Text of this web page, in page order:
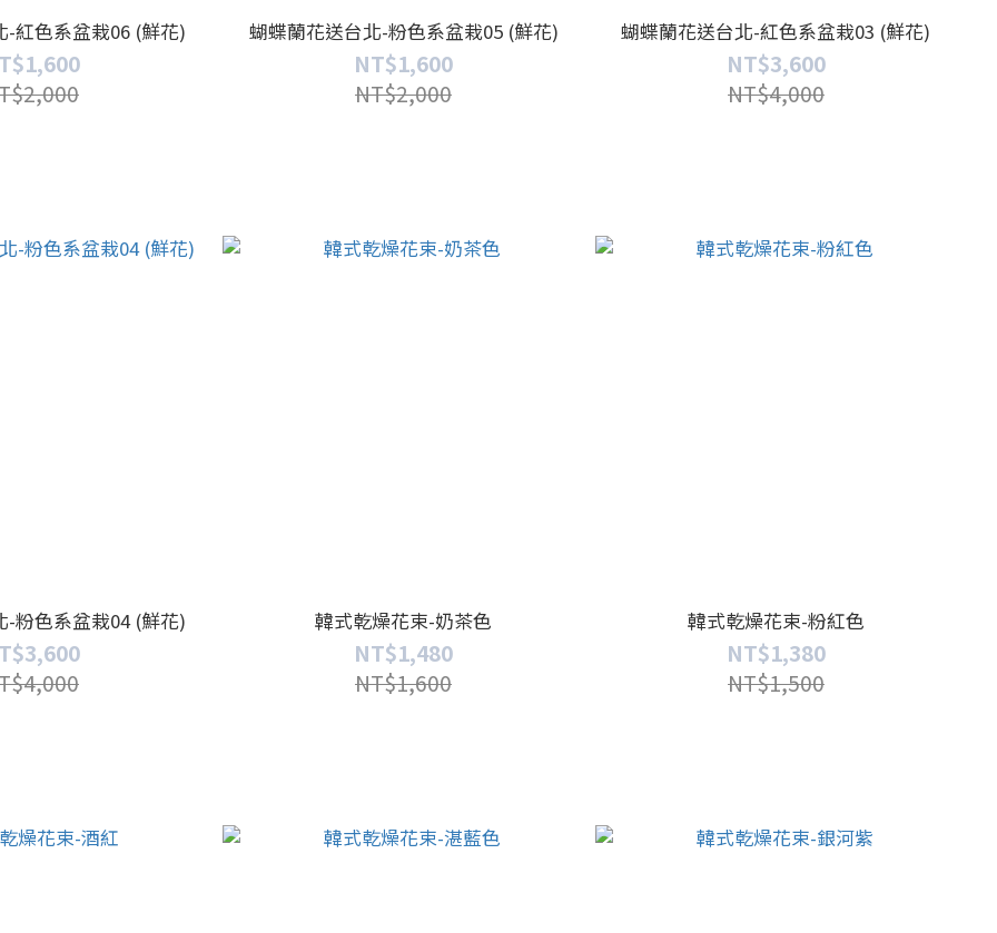
-紅色系盆栽06 (鮮花) 蝴蝶蘭花送台北-粉色系盆栽05 (鮮花)
NT$1,600
NT$2,000
蝴蝶蘭花送台北-紅色系盆栽03 (鮮花)
NT$3,600
NT$4,000
-粉色系盆栽04 (鮮花) 韓式乾燥花束-奶茶色
NT$1,480
NT$1,600
韓式乾燥花束-粉紅色
NT$1,380
NT$1,500